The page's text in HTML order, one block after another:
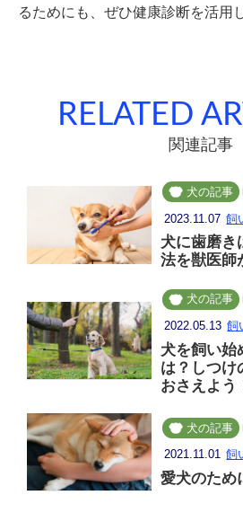
るためにも、ぜひ健康診断を活用
RELATED
関連記事
犬の記事
2023.11.07 飼
犬に歯磨き
法を獣医師
犬の記事
2022.05.13 飼
犬を飼い始
は？しつけ
おさえよう
犬の記事
2021.11.01 飼
愛犬のため